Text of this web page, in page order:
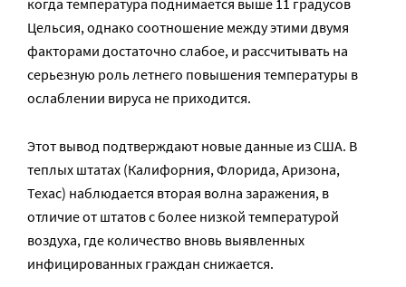
когда температура поднимается выше 11 градусов
Цельсия, однако соотношение между этими двумя
факторами достаточно слабое, и рассчитывать на
серьезную роль летнего повышения температуры в
ослаблении вируса не приходится.
Этот вывод подтверждают новые данные из США. В
теплых штатах (Калифорния, Флорида, Аризона,
Техас) наблюдается вторая волна заражения, в
отличие от штатов с более низкой температурой
воздуха, где количество вновь выявленных
инфицированных граждан снижается.